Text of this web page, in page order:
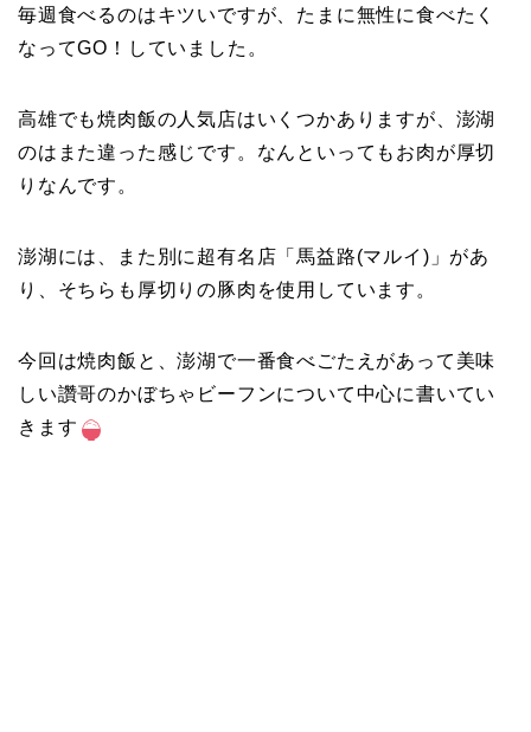
毎週食べるのはキツいですが、たまに無性に食べたく
なってGO！していました。
高雄でも焼肉飯の人気店はいくつかありますが、澎湖
のはまた違った感じです。なんといってもお肉が厚切
りなんです。
澎湖には、また別に超有名店「馬益路(マルイ)」があ
り、そちらも厚切りの豚肉を使用しています。
今回は焼肉飯と、澎湖で一番食べごたえがあって美味
しい讚哥のかぼちゃビーフンについて中心に書いてい
きます